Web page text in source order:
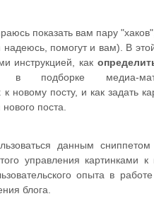
показать вам пару
помогут и вам). В
инструкцией, как
в подборке медиа-
новому посту, и как задать
поста.
данным
управления картинками к
опыта в
блога.